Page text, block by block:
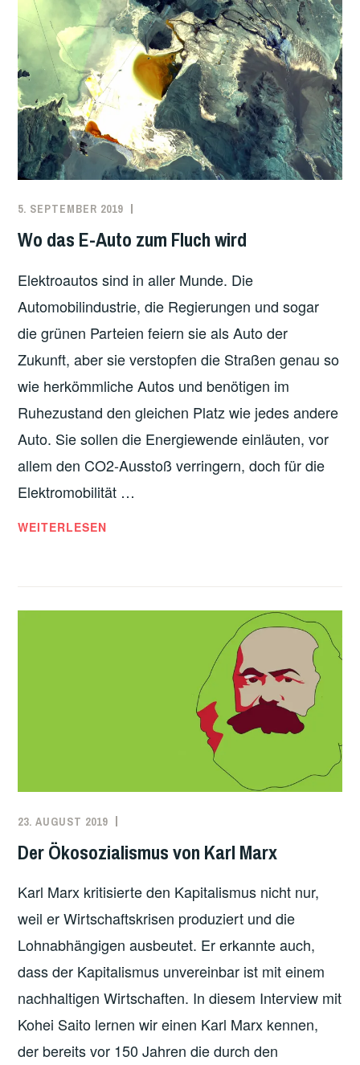
NATUR
5. SEPTEMBER 2019
UNCATEGORIZED
VERKEHR
Wo das E-Auto zum Fluch wird
Elektroautos sind in aller Munde. Die
Automobilindustrie, die Regierungen und sogar
die grünen Parteien feiern sie als Auto der
Zukunft, aber sie verstopfen die Straßen genau so
wie herkömmliche Autos und benötigen im
Ruhezustand den gleichen Platz wie jedes andere
Auto. Sie sollen die Energiewende einläuten, vor
allem den CO2-Ausstoß verringern, doch für die
Elektromobilität …
WO
ZUM
WEITERLESEN
23. AUGUST 2019
ÖKOSOZIALISMUS
Der Ökosozialismus von Karl Marx
Karl Marx kritisierte den Kapitalismus nicht nur,
weil er Wirtschaftskrisen produziert und die
Lohnabhängigen ausbeutet. Er erkannte auch,
dass der Kapitalismus unvereinbar ist mit einem
nachhaltigen Wirtschaften. In diesem Interview mit
Kohei Saito lernen wir einen Karl Marx kennen,
der bereits vor 150 Jahren die durch den